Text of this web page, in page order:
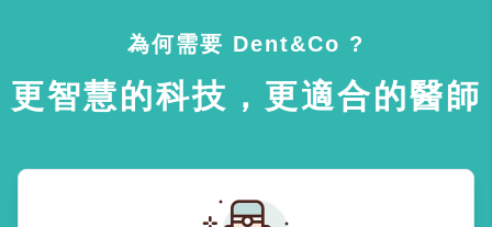
為何需要 Dent&Co ?
更智慧的科技，更適合的醫師